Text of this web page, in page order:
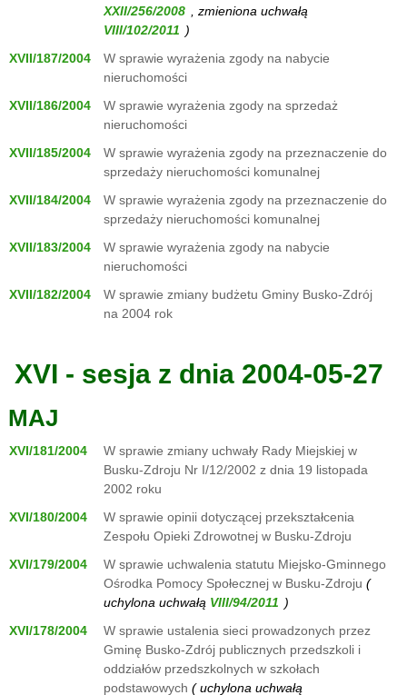
, zmieniona uchwałą
)
XVII/187/2004
W sprawie wyrażenia zgody na nabycie
nieruchomości
XVII/186/2004
W sprawie wyrażenia zgody na sprzedaż
nieruchomości
XVII/185/2004
W sprawie wyrażenia zgody na przeznaczenie do
sprzedaży nieruchomości komunalnej
XVII/184/2004
W sprawie wyrażenia zgody na przeznaczenie do
sprzedaży nieruchomości komunalnej
XVII/183/2004
W sprawie wyrażenia zgody na nabycie
nieruchomości
XVII/182/2004
W sprawie zmiany budżetu Gminy Busko-Zdrój
na 2004 rok
XVI - sesja z dnia 2004-05-27
MAJ
XVI/181/2004
W sprawie zmiany uchwały Rady Miejskiej w
Busku-Zdroju Nr I/12/2002 z dnia 19 listopada
2002 roku
XVI/180/2004
W sprawie opinii dotyczącej przekształcenia
Zespołu Opieki Zdrowotnej w Busku-Zdroju
XVI/179/2004
W sprawie uchwalenia statutu Miejsko-Gminnego
Ośrodka Pomocy Społecznej w Busku-Zdroju (
uchylona uchwałą
)
XVI/178/2004
W sprawie ustalenia sieci prowadzonych przez
Gminę Busko-Zdrój publicznych przedszkoli i
oddziałów przedszkolnych w szkołach
podstawowych ( uchylona uchwałą